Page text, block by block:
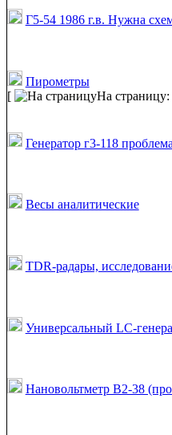
Г5-54 1986 г.в. Нужна
Пирометры
[
На страницу:
Генератор г3-118 проблема
Весы аналитические
TDR-радары,
Универсальный LC-
Нановольтметр В2-38